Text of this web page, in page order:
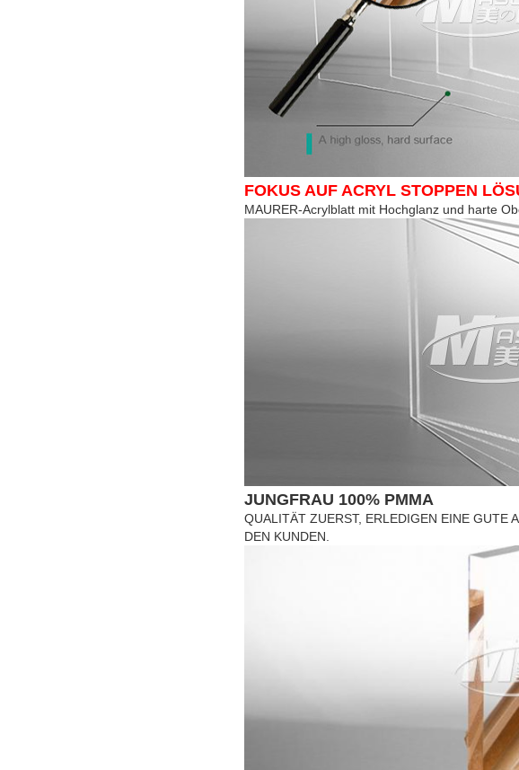
FOKUS AUF ACRYL STOPPEN
MAURER-Acrylblatt mit Hochglanz und harte
JUNGFRAU 100% PMMA
QUALITÄT ZUERST, ERLEDIGEN EINE GUTE
DEN KUNDEN.